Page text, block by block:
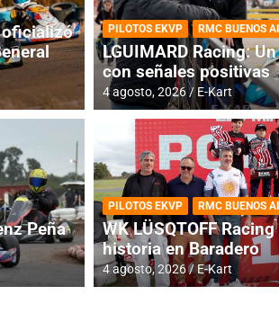
RMC BUENOS AIRES
Cerró una jornada
oficializó
Peña
PILOTOS EKVP RMC BUENOS
LGUIMARD Racing:
con señales positivas
4 agosto, 2026 E-Kart
PILOTOS EKVP RMC BUENOS
WK LÜSQTOFF
historia en Baradero
4 agosto, 2026 E-Kart